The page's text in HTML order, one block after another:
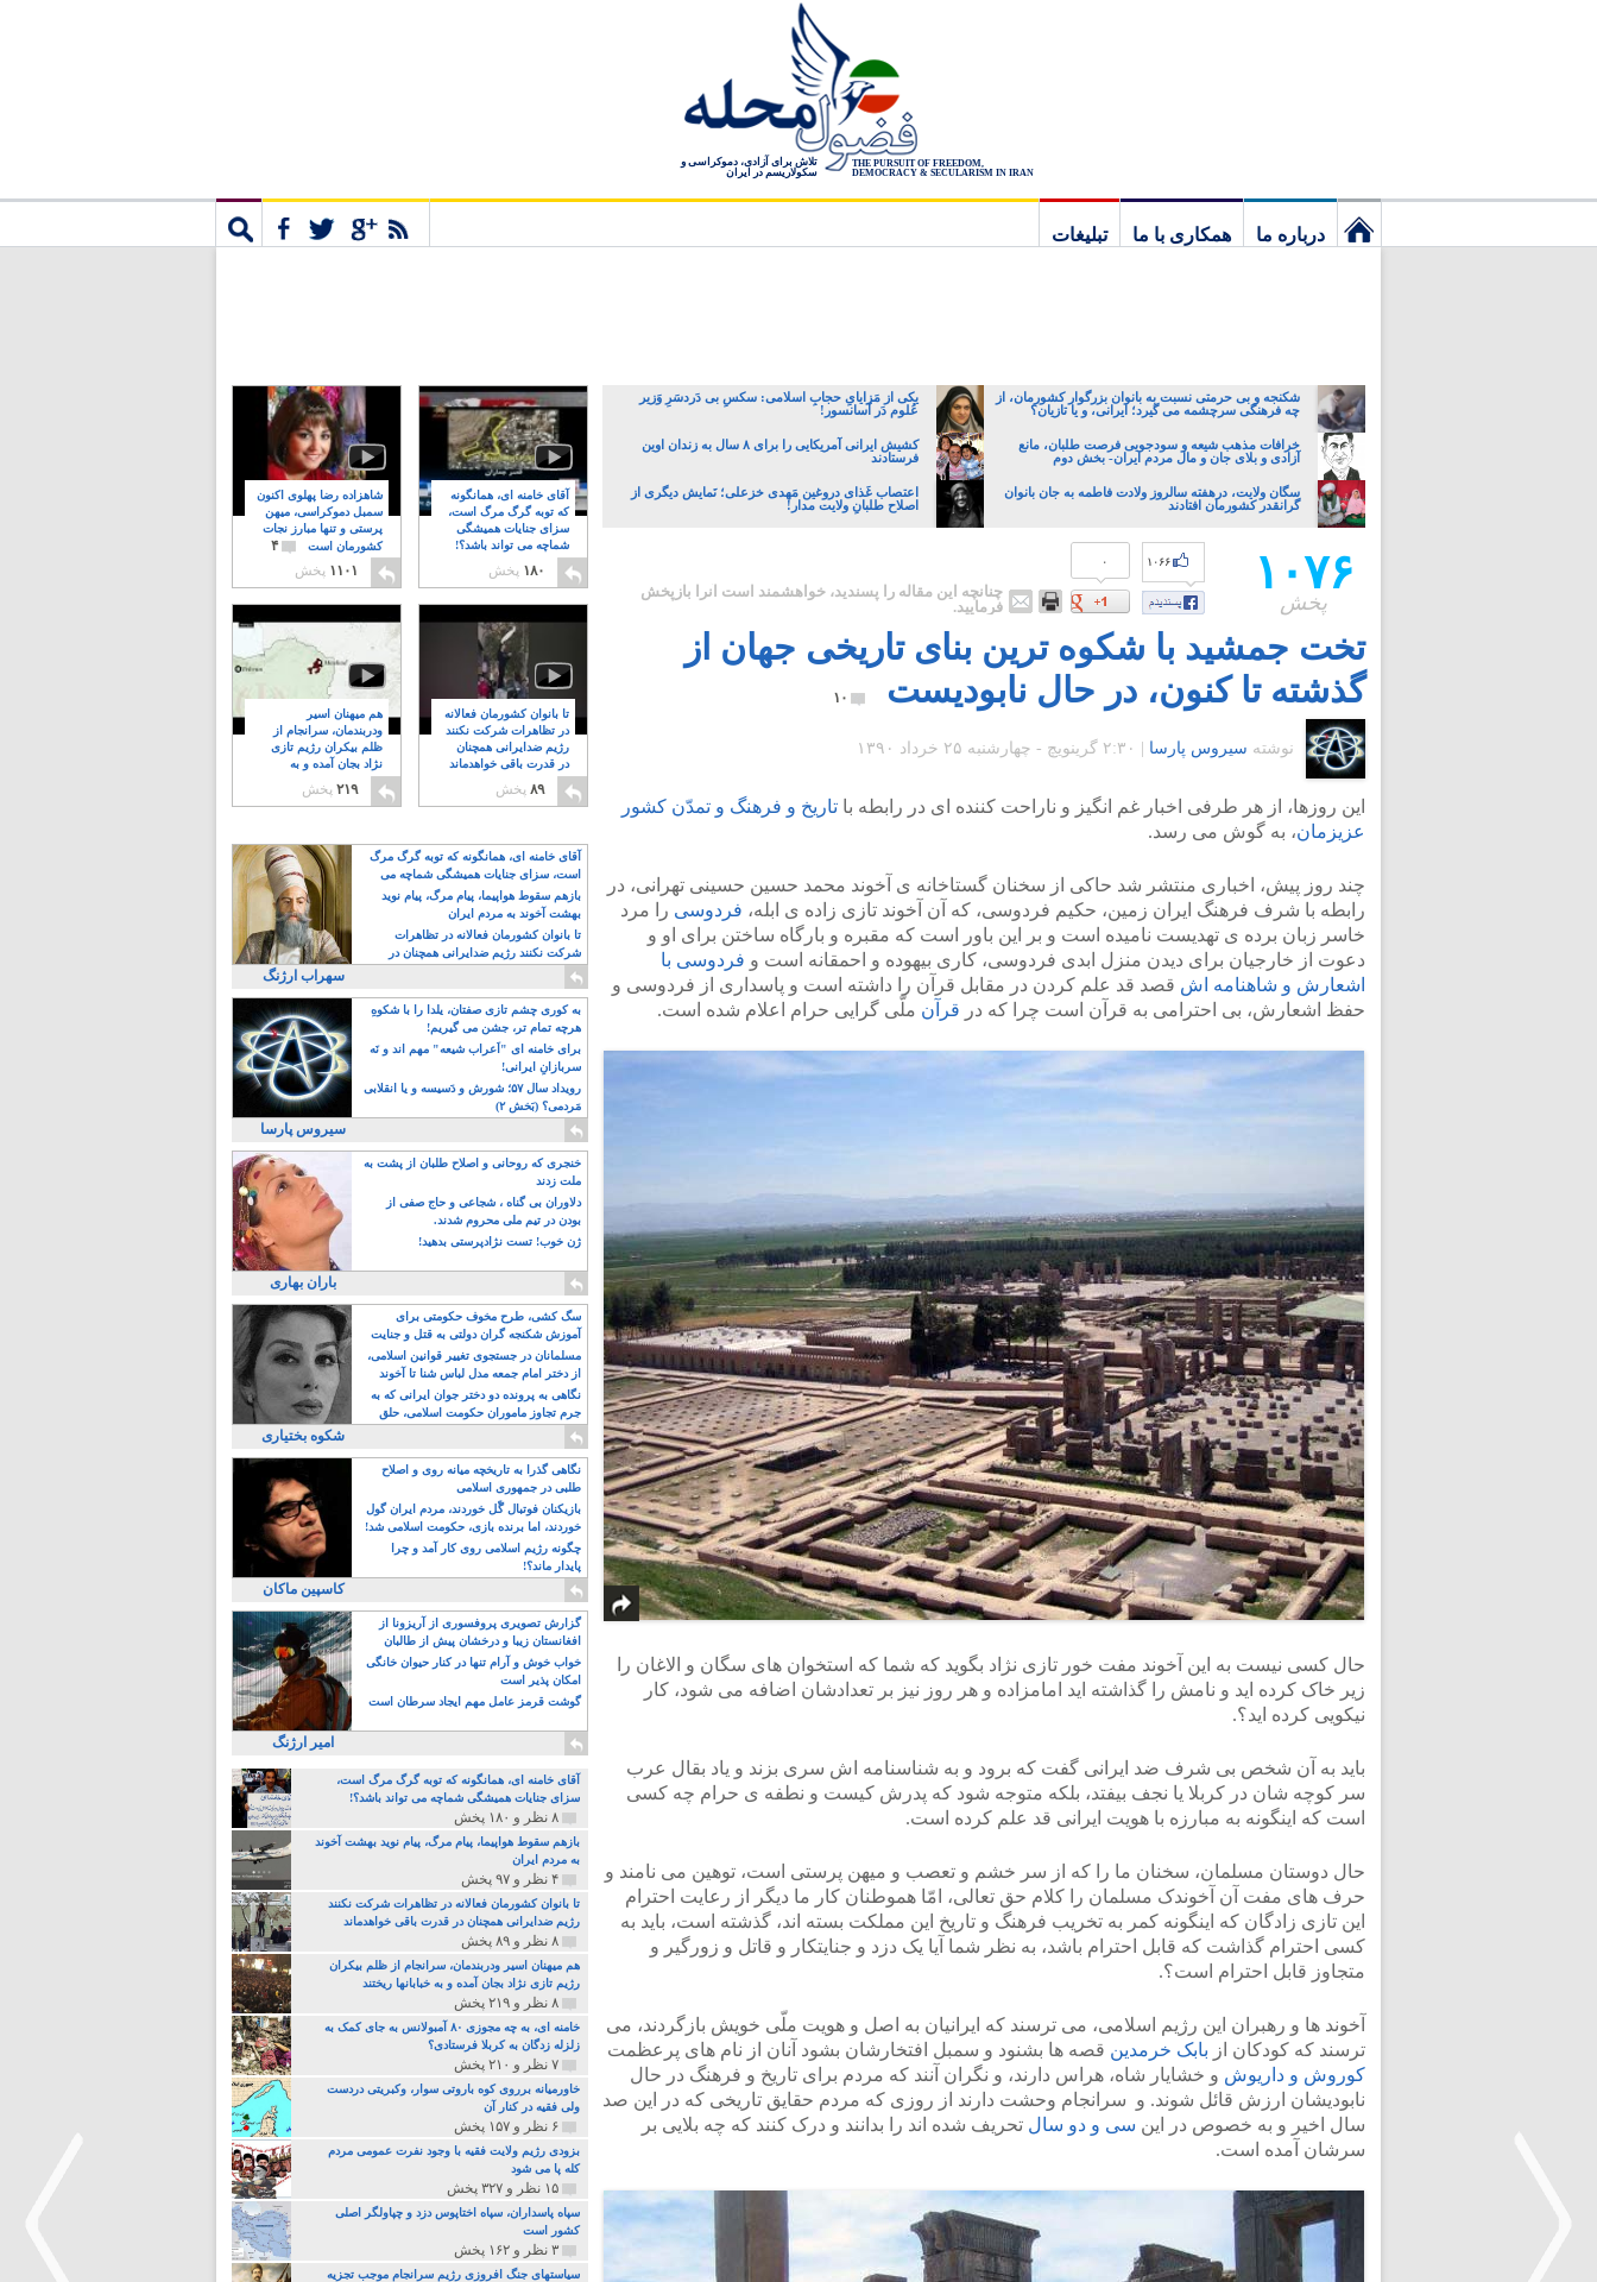
THE PURSUIT OF FREEDOM,
DEMOCRACY & SECULARISM IN IRAN
تلاش برای آزادی، دموکراسی و
سکولاریسم در ایران
درباره ما همکاری با ما
تبلیغات
شکنجه و بی حرمتی نسبت به بانوان بزرگوار کشورمان، از
چه فرهنگی سرچشمه می گیرد؛ ایرانی، و یا تازیان؟
یکی از مَزایایِ حجابِ اسلامی: سکسِ بی دَردسَرِ وَزیر
عُلوم دَر آسانسور!
خرافات مذهب شیعه و سودجویی فرصت طلبان، مانع
آزادی و بلای جان و مال مردم ایران- بخش دوم
کشیش ایرانی آمریکایی را برای ۸ سال به زندان اوین
فرستادند
سگان ولایت، درهفته سالروز ولادت فاطمه به جان بانوان
گرانقدر کشورمان افتادند
اعتصاب غَذای دروغین مَهدی خزعلی؛ نَمایش دیگری از
اصلاح طلبانِ ولایت مدار!
۱۰۷۶
پخش
۰ ۱۰۶۶
چنانچه این مقاله را پسندید، خواهشمند است آنرا بازپخش
فرمایید.
تخت جمشید با شکوه ترین بنای تاریخی جهان از
گذشته تا کنون، در حال نابودیست
۱۰
نوشته سیروس پارسا ۲:۳۰ گرينويچ - چهارشنبه ۲۵ خرداد ۱۳۹۰
این روزها، از هر طرفی اخبار غم انگیز و ناراحت کننده ای در رابطه با تاریخ و فرهنگ و تمدّن کشور
عزیزمان، به گوش می رسد.
چند روز پیش، اخباری منتشر شد حاکی از سخنان گستاخانه ی آخوند محمد حسین حسینی تهرانی، در
رابطه با شرف فرهنگ ایران زمین، حکیم فردوسی، که آن آخوند تازی زاده ی ابله، فردوسی را مرد
خاسر زبان برده ی تهدیست نامیده است و بر این باور است که مقبره و بارگاه ساختن برای او و
دعوت از خارجیان برای دیدن منزل ابدی فردوسی، کاری بیهوده و احمقانه است و فردوسی با
اشعارش و شاهنامه اش قصد قد علم کردن در مقابل قرآن را داشته است و پاسداری از فردوسی و
حفظ اشعارش، بی احترامی به قرآن است چرا که در قرآن ملّی گرایی حرام اعلام شده است.
حال کسی نیست به این آخوند مفت خور تازی نژاد بگوید که شما که استخوان های سگان و الاغان را
زیر خاک کرده اید و نامش را گذاشته اید امامزاده و هر روز نیز بر تعدادشان اضافه می شود، کار
نیکویی کرده اید؟.
باید به آن شخص بی شرف ضد ایرانی گفت که برود و به شناسنامه اش سری بزند و یاد بقال عرب
سر کوچه شان در کربلا یا نجف بیفتد، بلکه متوجه شود که پدرش کیست و نطفه ی حرام چه کسی
است که اینگونه به مبارزه با هویت ایرانی قد علم کرده است.
حال دوستان مسلمان، سخنان ما را که از سر خشم و تعصب و میهن پرستی است، توهین می نامند و
حرف های مفت آن آخوندک مسلمان را کلام حق تعالی، امّا هموطنان کار ما دیگر از رعایت احترام
این تازی زادگان که اینگونه کمر به تخریب فرهنگ و تاریخ این مملکت بسته اند، گذشته است، باید به
کسی احترام گذاشت که قابل احترام باشد، به نظر شما آیا یک دزد و جنایتکار و قاتل و زورگیر و
متجاوز قابل احترام است؟.
آخوند ها و رهبران این رژیم اسلامی، می ترسند که ایرانیان به اصل و هویت ملّی خویش بازگردند، می
ترسند که کودکان از بابک خرمدین قصه ها بشنود و سمبل افتخارشان بشود آنان از نام های پرعظمت
کوروش و داریوش و خشایار شاه، هراس دارند، و نگران آنند که مردم برای تاریخ و فرهنگ در حال
نابودیشان ارزش قائل شوند. و سرانجام وحشت دارند از روزی که مردم حقایق تاریخی که در این صد
سال اخیر و به خصوص در این سی و دو سال تحریف شده اند را بدانند و درک کنند که چه بلایی بر
سرشان آمده است.
شاهزاده رضا پهلوی اکنون
سمبل دموکراسی، میهن
پرستی و تنها مبارز نجات
کشورمان است
۴
۱۱۰۱ پخش
آقای خامنه ای، همانگونه
که توبه گرگ مرگ است،
سزای جنایات همیشگی
شماچه می تواند باشد؟!
۸
۱۸۰ پخش
هم میهنان اسیر
ودربندمان، سرانجام از
ظلم بیکران رژیم تازی
نژاد بجان آمده و به
۲۱۹ پخش
تا بانوان کشورمان فعالانه
در تظاهرات شرکت نکنند
رژیم ضدایرانی همچنان
در قدرت باقی خواهدماند
۸
۸۹ پخش
آقای خامنه ای، همانگونه که توبه گرگ مرگ
است، سزای جنایات همیشگی شماچه می
تواند باشد؟!
بازهم سقوط هواپیما، پیام مرگ، پیام نوید
بهشت آخوند به مردم ایران
تا بانوان کشورمان فعالانه در تظاهرات
شرکت نکنند رژیم ضدایرانی همچنان در
قدرت باقی خواهدماند
سهراب ارژنگ
به کوری چشم تازی صفتان، یلدا را با شکوهِ
هرچه تمام تر، جشن می گیریم!
برای خامنه ای "اَعراب شیعه" مهم اند و نَه
سربازانِ ایرانی!
رویداد سال ۵۷؛ شورش و دَسیسه و یا انقلابی
مَردمی؟ (بَخش ۲)
سیروس پارسا
خنجری که روحانی و اصلاح طلبان از پشت به
ملت زدند
دلاوران بی گناه ، شجاعی و حاج صفی از
بودن در تیم ملی محروم شدند.
ژن خوب! تست نژادپرستی بدهید!
باران بهاری
سگ کشی، طرح مخوف حکومتی برای
آموزش شکنجه گران دولتی به قتل و جنایت
بیشتر
مسلمانان در جستجوی تغییر قوانین اسلامی،
از دختر امام جمعه مدل لباس شنا تا آخوند
مسلمان همجنسگرا!
نگاهی به پرونده دو دختر جوان ایرانی که به
جرم تجاوز ماموران حکومت اسلامی، حلق
آویز شدند!
شکوه بختیاری
نگاهی گذرا به تاریخچه میانه روی و اصلاح
طلبی در جمهوری اسلامی
بازیکنان فوتبال گًل خوردند، مردم ایران گول
خوردند، اما برنده بازی، حکومت اسلامی شد!
چگونه رژیم اسلامی روی کار آمد و چرا
پایدار ماند؟!
کاسپین ماکان
گزارش تصویری پروفسوری از آریزونا از
افغانستان زیبا و درخشان پیش از طالبان
خواب خوش و آرام تنها در کنار حیوان خانگی
امکان پذیر است
گوشت قرمز عامل مهم ایجاد سرطان است
امیر ارژنگ
آقای خامنه ای، همانگونه که توبه گرگ مرگ است،
سزای جنایات همیشگی شماچه می تواند باشد؟!
۸ نظر و ۱۸۰ پخش
بازهم سقوط هواپیما، پیام مرگ، پیام نوید بهشت آخوند
به مردم ایران
۴ نظر و ۹۷ پخش
تا بانوان کشورمان فعالانه در تظاهرات شرکت نکنند
رژیم ضدایرانی همچنان در قدرت باقی خواهدماند
۸ نظر و ۸۹ پخش
هم میهنان اسیر ودربندمان، سرانجام از ظلم بیکران
رژیم تازی نژاد بجان آمده و به خبابانها ریختند
۸ نظر و ۲۱۹ پخش
خامنه ای، به چه مجوزی ۸۰ آمبولانس به جای کمک به
زلزله زدگان به کربلا فرستادی؟
۷ نظر و ۲۱۰ پخش
خاورمیانه برروی کوه باروتی سوار، وکبریتی دردست
ولی فقیه در کنار آن
۶ نظر و ۱۵۷ پخش
بزودی رژیم ولایت فقیه با وجود نفرت عمومی مردم
کله پا می شود
۱۵ نظر و ۳۲۷ پخش
سپاه پاسداران، سپاه اختاپوس دزد و چپاولگر اصلی
کشور است
۳ نظر و ۱۶۲ پخش
سیاستهای جنگ افروزی رژیم سرانجام موجب تجزیه